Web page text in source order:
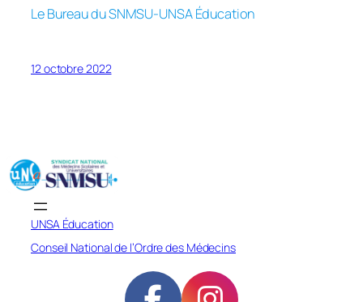
Le Bureau du SNMSU-UNSA Éducation
12 octobre 2022
UNSA Éducation
Conseil National de l’Ordre des Médecins